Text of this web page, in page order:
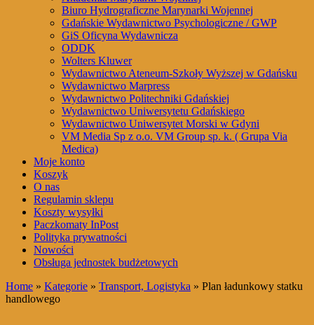
Biuro Hydrograficzne Marynarki Wojennej
Gdańskie Wydawnictwo Psychologiczne / GWP
GiS Oficyna Wydawnicza
ODDK
Wolters Kluwer
Wydawnictwo Ateneum-Szkoły Wyższej w Gdańsku
Wydawnictwo Marpress
Wydawnictwo Politechniki Gdańskiej
Wydawnictwo Uniwersytetu Gdańskiego
Wydawnictwo Uniwersytet Morski w Gdyni
VM Media Sp z o.o. VM Group sp. k. ( Grupa Via
Medica)
Moje konto
Koszyk
O nas
Regulamin sklepu
Koszty wysyłki
Paczkomaty InPost
Polityka prywatności
Nowości
Obsługa jednostek budżetowych
Home » Kategorie » Transport, Logistyka » Plan ładunkowy statku
handlowego